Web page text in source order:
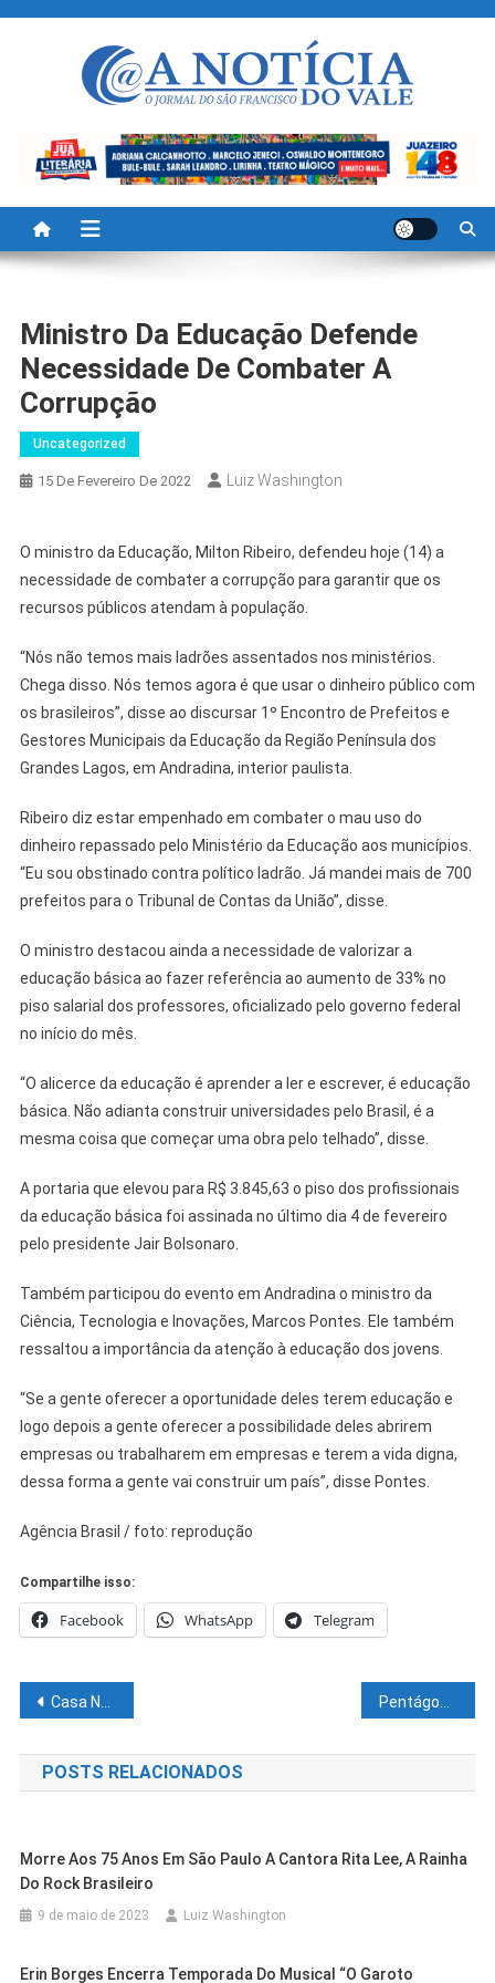
A Noticia Do Vale
Ministro Da Educação Defende
Necessidade De Combater A
Corrupção
Uncategorized
15 De Fevereiro De 2022 Luiz Washington
O ministro da Educação, Milton Ribeiro, defendeu hoje (14) a
necessidade de combater a corrupção para garantir que os
recursos públicos atendam à população.
“Nós não temos mais ladrões assentados nos ministérios.
Chega disso. Nós temos agora é que usar o dinheiro público com
os brasileiros”, disse ao discursar 1º Encontro de Prefeitos e
Gestores Municipais da Educação da Região Península dos
Grandes Lagos, em Andradina, interior paulista.
Ribeiro diz estar empenhado em combater o mau uso do
dinheiro repassado pelo Ministério da Educação aos municípios.
“Eu sou obstinado contra político ladrão. Já mandei mais de 700
prefeitos para o Tribunal de Contas da União”, disse.
O ministro destacou ainda a necessidade de valorizar a
educação básica ao fazer referência ao aumento de 33% no
piso salarial dos professores, oficializado pelo governo federal
no início do mês.
“O alicerce da educação é aprender a ler e escrever, é educação
básica. Não adianta construir universidades pelo Brasil, é a
mesma coisa que começar uma obra pelo telhado”, disse.
A portaria que elevou para R$ 3.845,63 o piso dos profissionais
da educação básica foi assinada no último dia 4 de fevereiro
pelo presidente Jair Bolsonaro.
Também participou do evento em Andradina o ministro da
Ciência, Tecnologia e Inovações, Marcos Pontes. Ele também
ressaltou a importância da atenção à educação dos jovens.
“Se a gente oferecer a oportunidade deles terem educação e
logo depois a gente oferecer a possibilidade deles abrirem
empresas ou trabalharem em empresas e terem a vida digna,
dessa forma a gente vai construir um país”, disse Pontes.
Agência Brasil / foto: reprodução
Compartilhe isso:
Facebook WhatsApp Telegram
Navegação
de
Post
Casa Nova ganha mais uma ambulância pra levar pacientes para Juazeiro e Petrolina Pentágono diz acreditar em “caminho diplomático” na crise entre Rússia e Ucrânia
POSTS RELACIONADOS
Morre Aos 75 Anos Em São Paulo A Cantora Rita Lee, A Rainha
Do Rock Brasileiro
9 de maio de 2023 Luiz Washington
Erin Borges Encerra Temporada Do Musical “O Garoto